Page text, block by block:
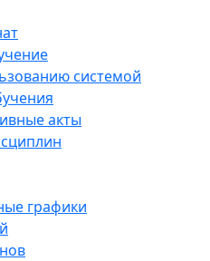
системой
акты
графики